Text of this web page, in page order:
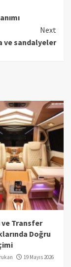
Next
ve sandalyeler
ve Transfer
Doğru
19 Mayıs 2026